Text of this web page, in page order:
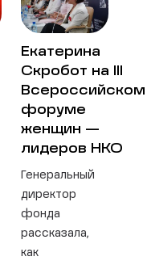
Екатерина
Скробот на III
Всероссийском
форуме
женщин —
лидеров НКО
Генеральный
директор
фонда
рассказала,
как